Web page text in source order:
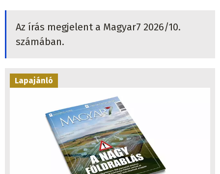
Az írás megjelent a Magyar7 2026/10.
számában.
Lapajánló